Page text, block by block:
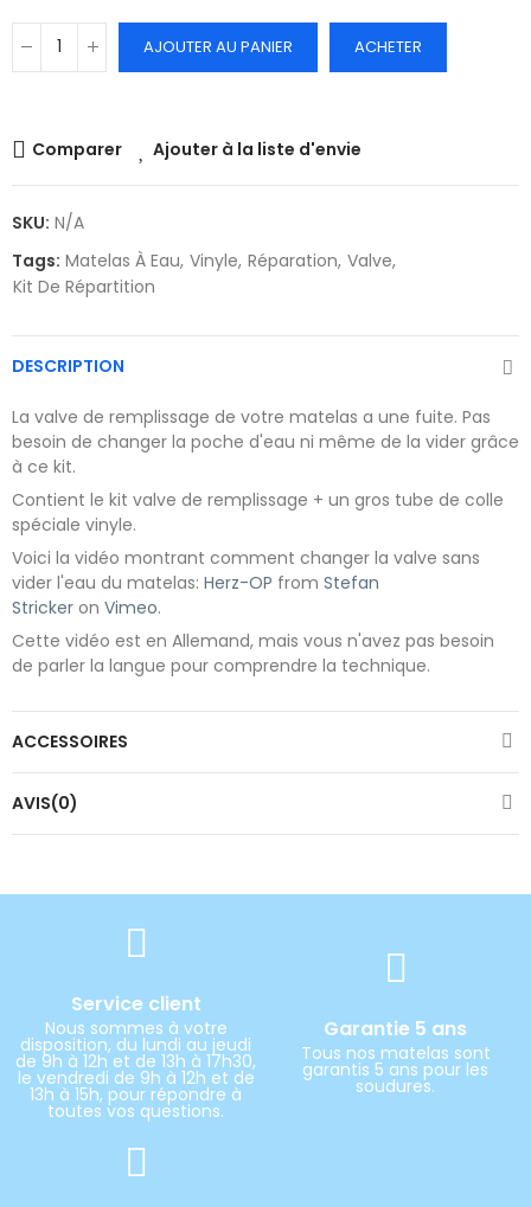
AJOUTER AU PANIER ACHETER
Comparer Ajouter à la liste d'envie
SKU: N/A
Tags: Matelas À Eau Vinyle Réparation Valve
Kit De Répartition
DESCRIPTION
La valve de remplissage de votre matelas a une fuite. Pas
besoin de changer la poche d'eau ni même de la vider grâce
à ce kit.
Contient le kit valve de remplissage + un gros tube de colle
spéciale vinyle.
Voici la vidéo montrant comment changer la valve sans
vider l'eau du matelas: Herz-OP from Stefan
Stricker on Vimeo.
Cette vidéo est en Allemand, mais vous n'avez pas besoin
de parler la langue pour comprendre la technique.
ACCESSOIRES
AVIS(0)
Service client
Nous sommes à votre
disposition, du lundi au jeudi
de 9h à 12h et de 13h à 17h30,
le vendredi de 9h à 12h et de
13h à 15h, pour répondre à
toutes vos questions.
Garantie 5 ans
Tous nos matelas sont
garantis 5 ans pour les
soudures.